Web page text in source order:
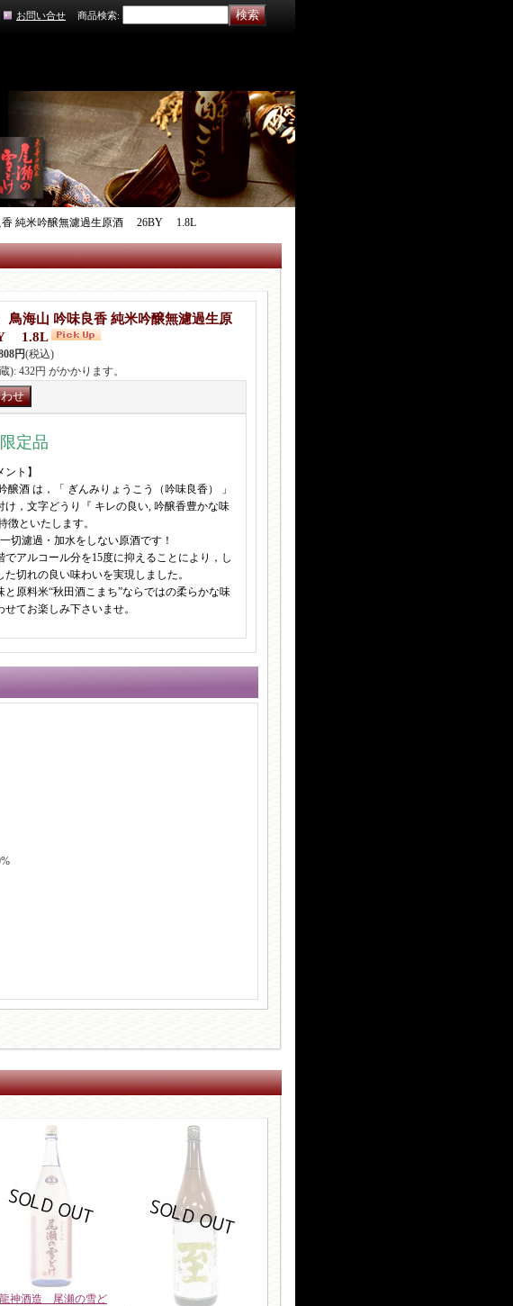
お問い合せ 商品検索:
香 純米吟醸無濾過生原酒 26BY 1.8L
海山 吟味良香 純米吟醸無濾過生原
1.8L
円(税込)
): 432円 がかかります。
定品
ント】
醸酒 は，「 ぎんみりょうこう（吟味良香） 」
け，文字どうり『 キレの良い, 吟醸香豊かな味
徴といたします。
切濾過・加水をしない原酒です！
でアルコール分を15度に抑えることにより，し
た切れの良い味わいを実現しました。
と原料米“秋田酒こまち”ならではの柔らかな味
せてお楽しみ下さいませ。
龍神酒造 尾瀬の雪ど